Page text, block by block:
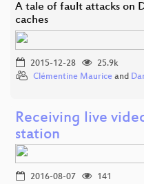
A tale of fault attacks on
caches
2015-12-28
25.9k
Clémentine Maurice and
Receiving live
station
2016-08-07 141